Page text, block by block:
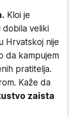
Kloi je
dobila veliki
Hrvatskoj nije
da kampujem
pratitelja.
Kaže da
zaista